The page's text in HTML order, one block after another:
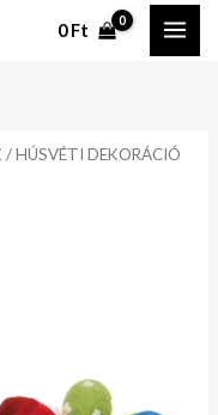
0Ft
/ HÚSVÉTI DEKORÁCIÓ